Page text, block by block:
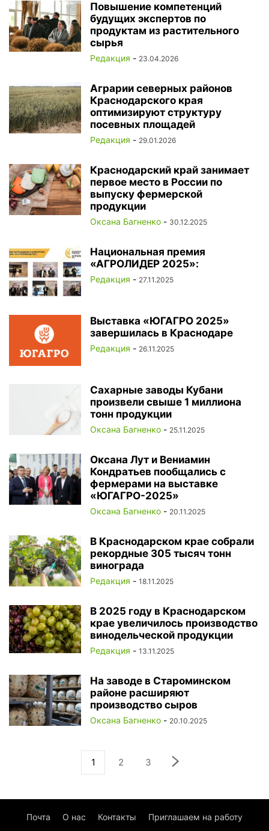
Повышение компетенций
будущих экспертов по
продуктам из растительного
сырья
Редакция - 23.04.2026
Аграрии северных районов
Краснодарского края
оптимизируют структуру
посевных площадей
Редакция - 29.01.2026
Краснодарский край занимает
первое место в России по
выпуску фермерской
продукции
Оксана Багненко - 30.12.2025
Национальная премия
«АГРОЛИДЕР 2025»:
Редакция - 27.11.2025
Выставка «ЮГАГРО 2025»
завершилась в Краснодаре
Редакция - 26.11.2025
Сахарные заводы Кубани
произвели свыше 1 миллиона
тонн продукции
Оксана Багненко - 25.11.2025
Оксана Лут и Вениамин
Кондратьев пообщались с
фермерами на выставке
«ЮГАГРО-2025»
Оксана Багненко - 20.11.2025
В Краснодарском крае собрали
рекордные 305 тысяч тонн
винограда
Редакция - 18.11.2025
В 2025 году в Краснодарском
крае увеличилось производство
винодельческой продукции
Редакция - 13.11.2025
На заводе в Староминском
районе расширяют
производство сыров
Оксана Багненко - 20.10.2025
1 2 3
Почта О нас Контакты Приглашаем на работу